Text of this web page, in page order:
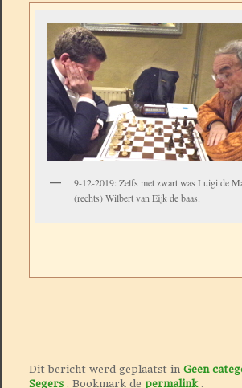
9-12-2019: Zelfs met zwart was Luigi de
(rechts) Wilbert van Eijk de baas.
Dit bericht werd geplaatst in Geen
Segers . Bookmark de permalink .